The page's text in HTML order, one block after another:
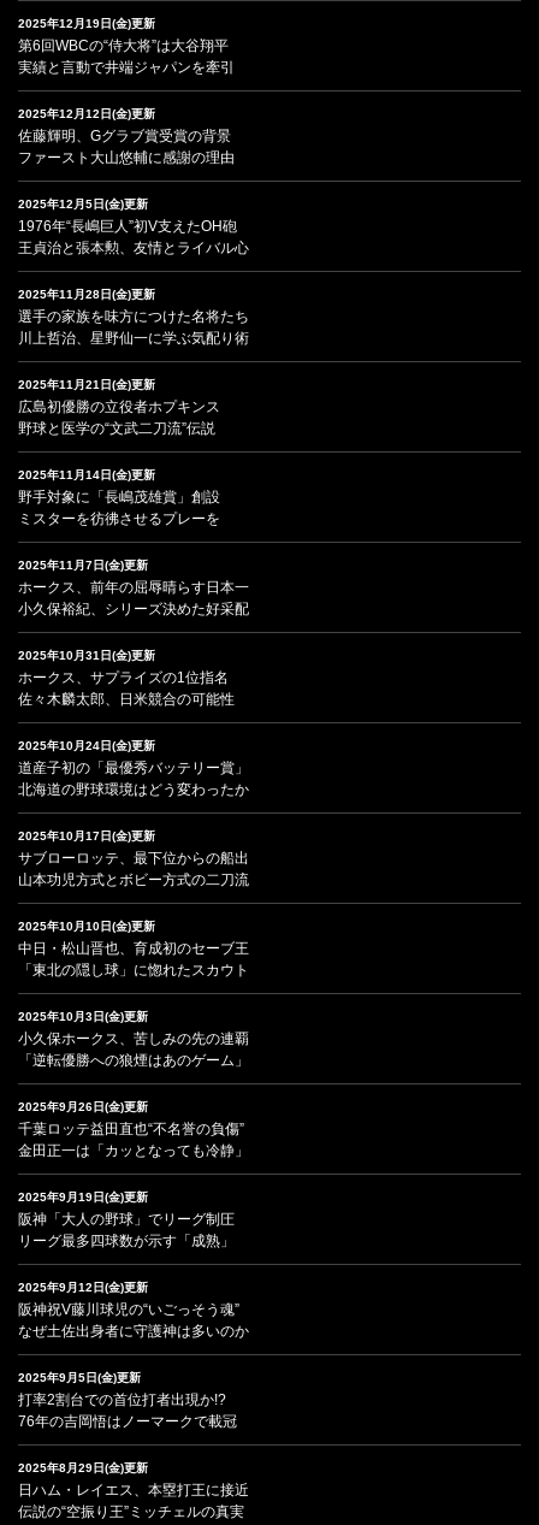
2025年12月19日(金)更新
第6回WBCの“侍大将”は大谷翔平
実績と言動で井端ジャパンを牽引
2025年12月12日(金)更新
佐藤輝明、Gグラブ賞受賞の背景
ファースト大山悠輔に感謝の理由
2025年12月5日(金)更新
1976年“長嶋巨人”初V支えたOH砲
王貞治と張本勲、友情とライバル心
2025年11月28日(金)更新
選手の家族を味方につけた名将たち
川上哲治、星野仙一に学ぶ気配り術
2025年11月21日(金)更新
広島初優勝の立役者ホプキンス
野球と医学の“文武二刀流”伝説
2025年11月14日(金)更新
野手対象に「長嶋茂雄賞」創設
ミスターを彷彿させるプレーを
2025年11月7日(金)更新
ホークス、前年の屈辱晴らす日本一
小久保裕紀、シリーズ決めた好采配
2025年10月31日(金)更新
ホークス、サプライズの1位指名
佐々木麟太郎、日米競合の可能性
2025年10月24日(金)更新
道産子初の「最優秀バッテリー賞」
北海道の野球環境はどう変わったか
2025年10月17日(金)更新
サブローロッテ、最下位からの船出
山本功児方式とボビー方式の二刀流
2025年10月10日(金)更新
中日・松山晋也、育成初のセーブ王
「東北の隠し球」に惚れたスカウト
2025年10月3日(金)更新
小久保ホークス、苦しみの先の連覇
「逆転優勝への狼煙はあのゲーム」
2025年9月26日(金)更新
千葉ロッテ益田直也“不名誉の負傷”
金田正一は「カッとなっても冷静」
2025年9月19日(金)更新
阪神「大人の野球」でリーグ制圧
リーグ最多四球数が示す「成熟」
2025年9月12日(金)更新
阪神祝V藤川球児の“いごっそう魂”
なぜ土佐出身者に守護神は多いのか
2025年9月5日(金)更新
打率2割台での首位打者出現か!?
76年の吉岡悟はノーマークで載冠
2025年8月29日(金)更新
日ハム・レイエス、本塁打王に接近
伝説の“空振り王”ミッチェルの真実